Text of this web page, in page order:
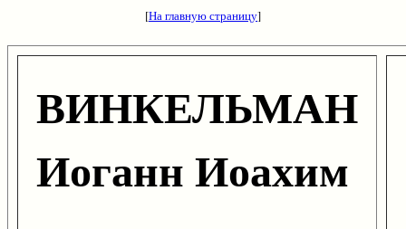
[На главную страницу]
ВИНКЕЛЬМАН
Иоганн Иоахим